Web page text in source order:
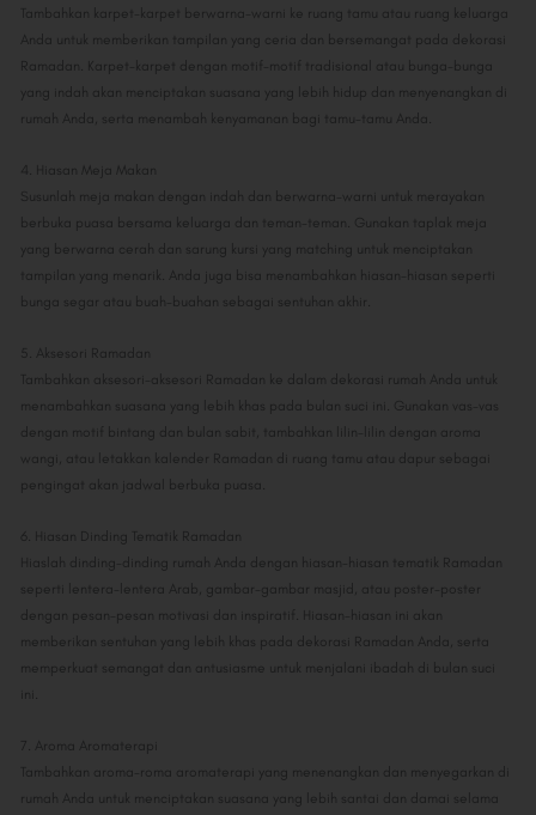
Tambahkan karpet-karpet berwarna-warni ke ruang tamu atau ruang keluarga
Anda untuk memberikan tampilan yang ceria dan bersemangat pada dekorasi
Ramadan. Karpet-karpet dengan motif-motif tradisional atau bunga-bunga
yang indah akan menciptakan suasana yang lebih hidup dan menyenangkan di
rumah Anda, serta menambah kenyamanan bagi tamu-tamu Anda.
4. Hiasan Meja Makan
Susunlah meja makan dengan indah dan berwarna-warni untuk merayakan
berbuka puasa bersama keluarga dan teman-teman. Gunakan taplak meja
yang berwarna cerah dan sarung kursi yang matching untuk menciptakan
tampilan yang menarik. Anda juga bisa menambahkan hiasan-hiasan seperti
bunga segar atau buah-buahan sebagai sentuhan akhir.
5. Aksesori Ramadan
Tambahkan aksesori-aksesori Ramadan ke dalam dekorasi rumah Anda untuk
menambahkan suasana yang lebih khas pada bulan suci ini. Gunakan vas-vas
dengan motif bintang dan bulan sabit, tambahkan lilin-lilin dengan aroma
wangi, atau letakkan kalender Ramadan di ruang tamu atau dapur sebagai
pengingat akan jadwal berbuka puasa.
6. Hiasan Dinding Tematik Ramadan
Hiaslah dinding-dinding rumah Anda dengan hiasan-hiasan tematik Ramadan
seperti lentera-lentera Arab, gambar-gambar masjid, atau poster-poster
dengan pesan-pesan motivasi dan inspiratif. Hiasan-hiasan ini akan
memberikan sentuhan yang lebih khas pada dekorasi Ramadan Anda, serta
memperkuat semangat dan antusiasme untuk menjalani ibadah di bulan suci
ini.
7. Aroma Aromaterapi
Tambahkan aroma-roma aromaterapi yang menenangkan dan menyegarkan di
rumah Anda untuk menciptakan suasana yang lebih santai dan damai selama